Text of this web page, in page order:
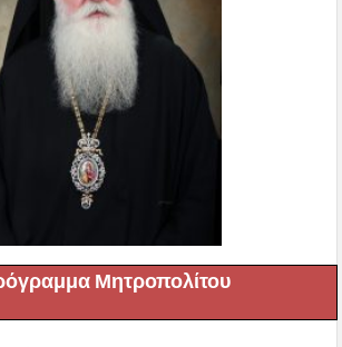
Μητροπολίτου